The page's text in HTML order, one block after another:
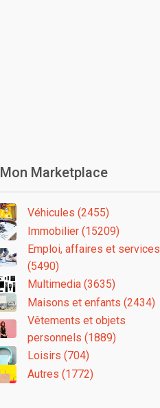
Mon Marketplace
Véhicules (2455)
Immobilier (15209)
Emploi, affaires et services
(5490)
Multimedia (3635)
Maisons et enfants (2434)
Vêtements et objets
personnels (1889)
Loisirs (704)
Autres (1772)